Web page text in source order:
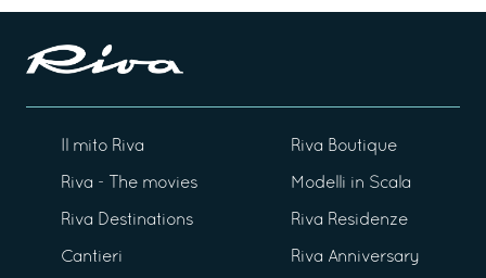
Il mito Riva
Riva - The movies
Riva Destinations
Cantieri
Riva Boutique
Modelli in Scala
Riva Residenze
Riva Anniversary